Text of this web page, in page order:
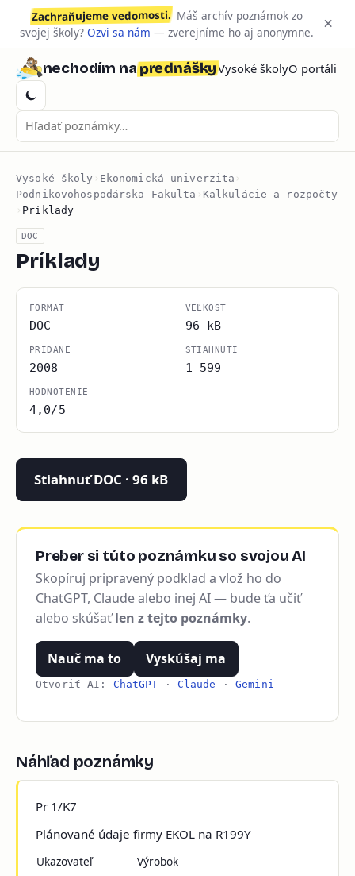
Zachraňujeme vedomosti. Máš archív poznámok zo
svojej školy? Ozvi sa nám — zverejníme ho aj anonymne. ×
nechodím naprednáškyVysoké školyO portáli
Vysoké školy › Ekonomická univerzita ›
Podnikovohospodárska Fakulta › Kalkulácie a rozpočty
› Príklady
DOC
Príklady
FORMÁT
DOC
VEĽKOSŤ
96 kB
PRIDANÉ
2008
STIAHNUTÍ
1 599
HODNOTENIE
4,0/5
Stiahnuť DOC · 96 kB
Preber si túto poznámku so svojou AI
Skopíruj pripravený podklad a vlož ho do
ChatGPT, Claude alebo inej AI — bude ťa učiť
alebo skúšaťlen z tejto poznámky.
Nauč ma to Vyskúšaj ma
Otvoriť AI: ChatGPT · Claude ·Gemini
Náhľad poznámky
Pr 1/K7
Plánované údaje firmy EKOL na R199Y
Ukazovateľ
Výrobok